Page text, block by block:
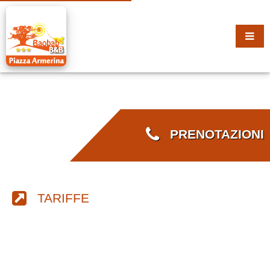
PRENOTAZIONI
TARIFFE